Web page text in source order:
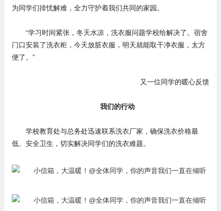
为同学们排忧解难，全力守护着我们共同的家园。
“学习时间紧张，冬天水凉，洗衣服问题学校给解决了。宿舍
门口安装了洗衣柜，今天放脏衣服，明天就能取干净衣服，太方
便了。”
又一位同学的暖心反馈
我们的行动
学校教育处与总务处迅速联系洗衣厂家，确保洗衣价格最
低、安全卫生，切实解决同学们的洗衣难题。